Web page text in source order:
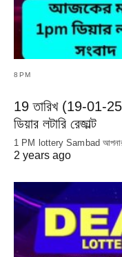
8PM
19 তারিখ (19-01-25)
ডিয়ার লটারি রেজাল্ট
1 PM lottery Sambad আপনার
2 years ago